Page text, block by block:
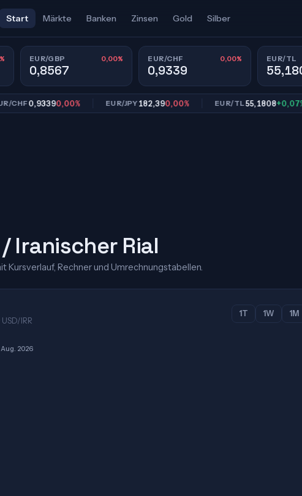
Start Märkte Banken Zinsen Gold Silber
EUR/GBP 0,00%
0,8567
EUR/CHF 0,00%
0,9339
EUR/TL
0,93390,00% EUR/JPY182,390,00% EUR/TL55,1808+0,07%
Iranischer Rial
Kursverlauf, Rechner und Umrechnungstabellen.
IRR
1T 1W 1M
Aug. 2026